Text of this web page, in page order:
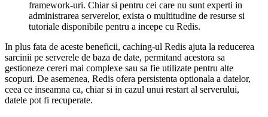
framework-uri. Chiar si pentru cei care nu sunt experti in
administrarea serverelor, exista o multitudine de resurse si
tutoriale disponibile pentru a incepe cu Redis.
In plus fata de aceste beneficii, caching-ul Redis ajuta la reducerea
sarcinii pe serverele de baza de date, permitand acestora sa
gestioneze cereri mai complexe sau sa fie utilizate pentru alte
scopuri. De asemenea, Redis ofera persistenta optionala a datelor,
ceea ce inseamna ca, chiar si in cazul unui restart al serverului,
datele pot fi recuperate.